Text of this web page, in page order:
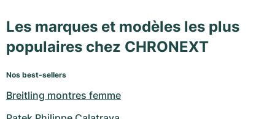
Les marques et modèles les plus
populaires chez CHRONEXT
Nos best-sellers
Breitling montres femme